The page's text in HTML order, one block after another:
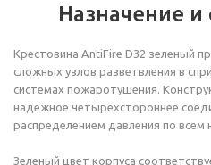
Назначение и
Крестовина AntiFire D32 зеленый
сложных узлов разветвления в
системах пожаротушения.
надежное четырехстороннее
распределением давления по всем
Зеленый цвет корпуса